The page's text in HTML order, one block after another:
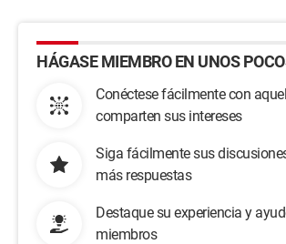
HÁGASE MIEMBRO EN UNOS
Conéctese fácilmente con
comparten sus intereses
Siga fácilmente sus
más respuestas
Destaque su experiencia y
miembros